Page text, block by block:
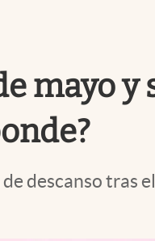
mayo
descanso tras